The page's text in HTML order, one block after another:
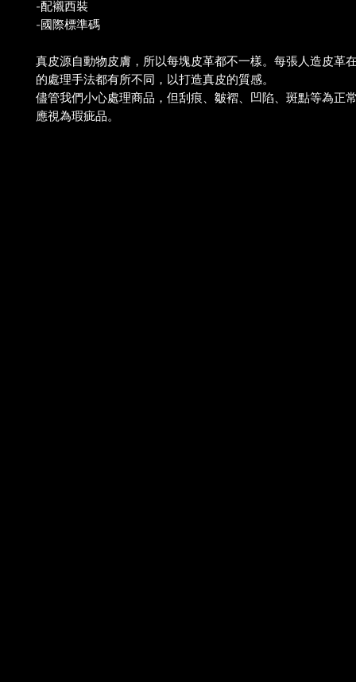
-配襯西裝
-國際標準碼
真皮源自動物皮膚，所以每塊皮革都不一樣。每張人造皮革
的處理手法都有所不同，以打造真皮的質感。
儘管我們小心處理商品，但刮痕、皺褶、凹陷、斑點等為正
應視為瑕疵品。